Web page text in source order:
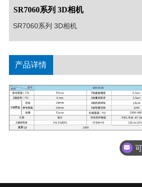
SR7060系列 3D相机
SR7060系列 3D相机
产品详情